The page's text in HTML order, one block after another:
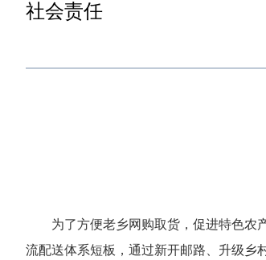
社会责任
为了方便老乡网购取货，促进特色农
流配送体系短板，通过新开邮路、升级乡